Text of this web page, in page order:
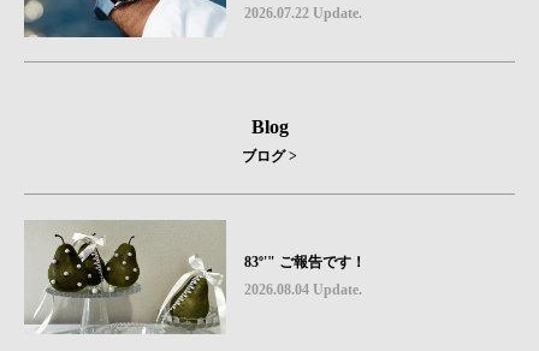
す、爽やかなブルーダイヤル「Heritage C
2026.07.22 Update.
Blog
ブログ >
83º'" ご報告です！
2026.08.04 Update.